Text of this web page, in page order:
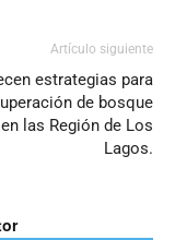
Artículo siguiente
estrategias para
de bosque
las Región de Los
Lagos.